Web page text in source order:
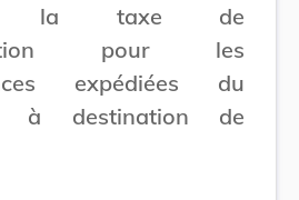
la taxe de
pour les
expédiées du
à destination de